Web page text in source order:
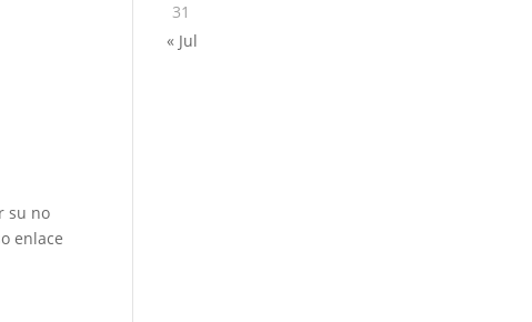
su no
enlace
31
« Jul